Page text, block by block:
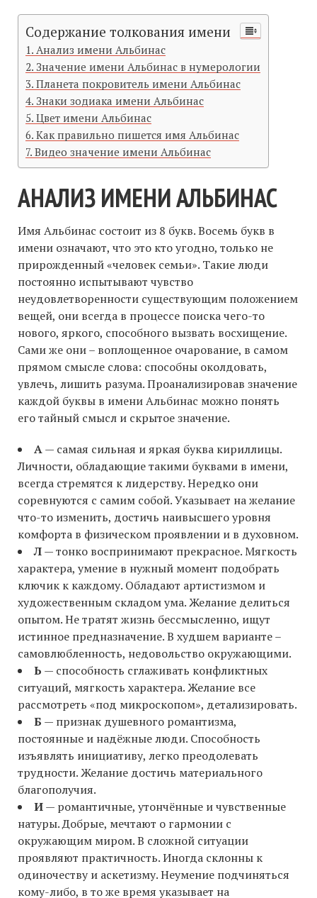
Содержание толкования имени
Анализ имени Альбинас
Значение имени Альбинас в нумерологии
Планета покровитель имени Альбинас
Знаки зодиака имени Альбинас
Цвет имени Альбинас
Как правильно пишется имя Альбинас
Видео значение имени Альбинас
АНАЛИЗ ИМЕНИ АЛЬБИНАС
Имя Альбинас состоит из 8 букв. Восемь букв в
имени означают, что это кто угодно, только не
прирожденный «человек семьи». Такие люди
постоянно испытывают чувство
неудовлетворенности существующим положением
вещей, они всегда в процессе поиска чего-то
нового, яркого, способного вызвать восхищение.
Сами же они – воплощенное очарование, в самом
прямом смысле слова: способны околдовать,
увлечь, лишить разума. Проанализировав значение
каждой буквы в имени Альбинас можно понять
его тайный смысл и скрытое значение.
А— самая сильная и яркая буква кириллицы.
Личности, обладающие такими буквами в имени,
всегда стремятся к лидерству. Нередко они
соревнуются с самим собой. Указывает на желание
что-то изменить, достичь наивысшего уровня
комфорта в физическом проявлении и в духовном.
Л— тонко воспринимают прекрасное. Мягкость
характера, умение в нужный момент подобрать
ключик к каждому. Обладают артистизмом и
художественным складом ума. Желание делиться
опытом. Не тратят жизнь бессмысленно, ищут
истинное предназначение. В худшем варианте –
самовлюбленность, недовольство окружающими.
Ь — способность сглаживать конфликтных
ситуаций, мягкость характера. Желание все
рассмотреть «под микроскопом», детализировать.
Б — признак душевного романтизма,
постоянные и надёжные люди. Способность
изъявлять инициативу, легко преодолевать
трудности. Желание достичь материального
благополучия.
И— романтичные, утончённые и чувственные
натуры. Добрые, мечтают о гармонии с
окружающим миром. В сложной ситуации
проявляют практичность. Иногда склонны к
одиночеству и аскетизму. Неумение подчиняться
кому-либо, в то же время указывает на